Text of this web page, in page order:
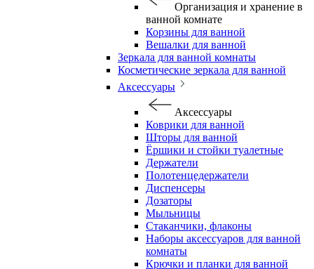
Организация и хранение в
ванной комнате
Корзины для ванной
Вешалки для ванной
Зеркала для ванной комнаты
Косметические зеркала для ванной
Аксессуары
Аксессуары
Коврики для ванной
Шторы для ванной
Ёршики и стойки туалетные
Держатели
Полотенцедержатели
Диспенсеры
Дозаторы
Мыльницы
Стаканчики, флаконы
Наборы аксессуаров для ванной
комнаты
Крючки и планки для ванной